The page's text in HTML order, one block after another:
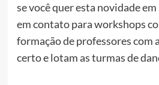
se você quer esta novidade
em contato para workshops
formação de professores com
certo e lotam as turmas de